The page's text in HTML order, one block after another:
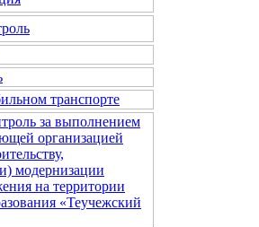
транспорте
за выполнением
организацией
модернизации
на территории
«Теучежский